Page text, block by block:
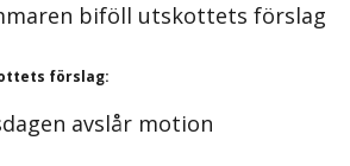
biföll utskottets förslag
förslag:
avslår motion